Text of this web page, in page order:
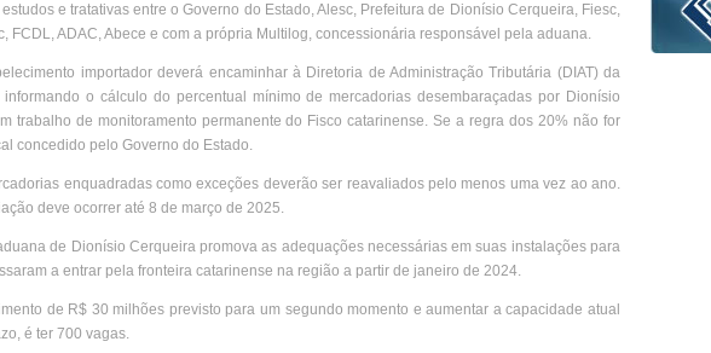
e tratativas entre o Governo do Estado, Alesc, Prefeitura de Dionísio Cerqueira, Fiesc,
FCDL, ADAC, Abece e com a própria Multilog, concessionária responsável pela aduana.
importador deverá encaminhar à Diretoria de Administração Tributária (DIAT) da
o cálculo do percentual mínimo de mercadorias desembaraçadas por Dionísio
trabalho de monitoramento permanente do Fisco catarinense. Se a regra dos 20% não for
concedido pelo Governo do Estado.
enquadradas como exceções deverão ser reavaliados pelo menos uma vez ao ano.
deve ocorrer até 8 de março de 2025.
de Dionísio Cerqueira promova as adequações necessárias em suas instalações para
a entrar pela fronteira catarinense na região a partir de janeiro de 2024.
de R$ 30 milhões previsto para um segundo momento e aumentar a capacidade atual
é ter 700 vagas.